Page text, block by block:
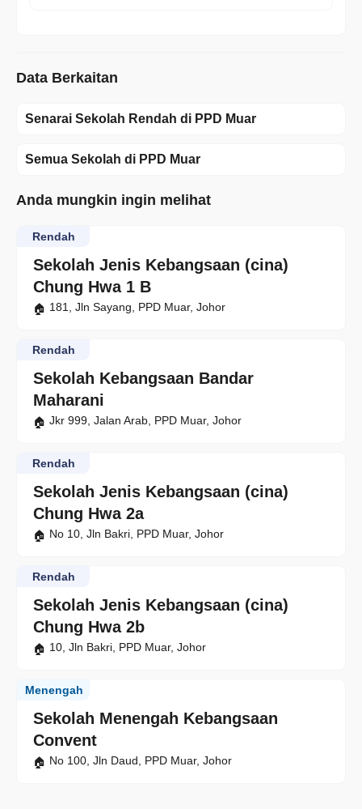
Data Berkaitan
Senarai Sekolah Rendah di PPD Muar
Semua Sekolah di PPD Muar
Anda mungkin ingin melihat
Sekolah Jenis Kebangsaan (cina)
Chung Hwa 1 B
Rendah
181, Jln Sayang, PPD Muar, Johor
Sekolah Kebangsaan Bandar
Maharani
Rendah
Jkr 999, Jalan Arab, PPD Muar, Johor
Sekolah Jenis Kebangsaan (cina)
Chung Hwa 2a
Rendah
No 10, Jln Bakri, PPD Muar, Johor
Sekolah Jenis Kebangsaan (cina)
Chung Hwa 2b
Rendah
10, Jln Bakri, PPD Muar, Johor
Sekolah Menengah Kebangsaan
Convent
Menengah
No 100, Jln Daud, PPD Muar, Johor